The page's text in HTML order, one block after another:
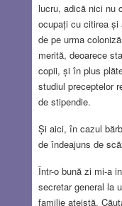
lucru, adică nici nu
ocupați cu citirea și
de pe urma
merită, deoarece
copii, și în plus
studiul preceptelor
de stipendie.
Și aici, în cazul
de îndeajuns de
Într-o bună zi mi-a
secretar general la
familie ateistă.